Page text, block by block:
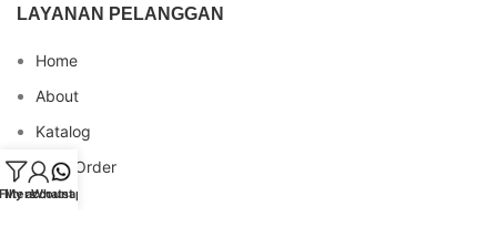
LAYANAN PELANGGAN
Home
About
Katalog
Cara Order
Blog
My account
Whatsapp